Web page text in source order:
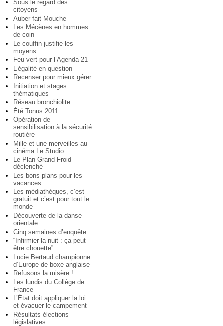
Sous le regard des
citoyens
Auber fait Mouche
Les Mécènes en hommes
de coin
Le couffin justifie les
moyens
Feu vert pour l’Agenda 21
L’égalité en question
Recenser pour mieux gérer
Initiation et stages
thématiques
Réseau bronchiolite
Été Tonus 2011
Opération de
sensibilisation à la sécurité
routière
Mille et une merveilles au
cinéma Le Studio
Le Plan Grand Froid
déclenché
Les bons plans pour les
vacances
Les médiathèques, c’est
gratuit et c’est pour tout le
monde
Découverte de la danse
orientale
Cinq semaines d’enquête
“Infirmier la nuit : ça peut
être chouette”
Lucie Bertaud championne
d’Europe de boxe anglaise
Refusons la misère !
Les lundis du Collège de
France
L’État doit appliquer la loi
et évacuer le campement
Résultats élections
législatives